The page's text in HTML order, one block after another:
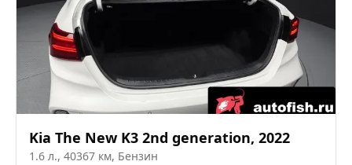
Kia The New K3 2nd generation, 2022
1.6 л., 40367 км, Бензин